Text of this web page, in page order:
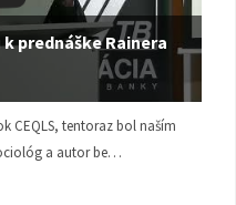
prednáške Rainera
CEQLS, tentoraz bol naším
a autor be…